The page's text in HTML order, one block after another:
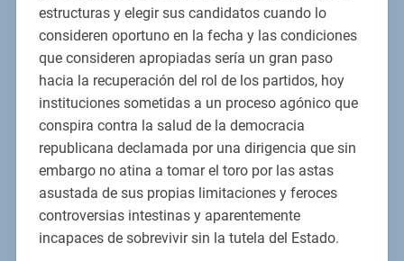
estructuras y elegir sus candidatos cuando lo
consideren oportuno en la fecha y las condiciones
que consideren apropiadas sería un gran paso
hacia la recuperación del rol de los partidos, hoy
instituciones sometidas a un proceso agónico que
conspira contra la salud de la democracia
republicana declamada por una dirigencia que sin
embargo no atina a tomar el toro por las astas
asustada de sus propias limitaciones y feroces
controversias intestinas y aparentemente
incapaces de sobrevivir sin la tutela del Estado.